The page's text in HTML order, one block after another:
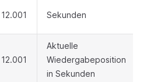
12.001 Sekunden
12.001
Aktuelle
Wiedergabeposition
in Sekunden